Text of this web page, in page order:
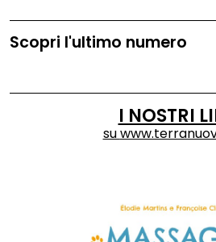
Scopri l'ultimo numero
I NOSTRI
su